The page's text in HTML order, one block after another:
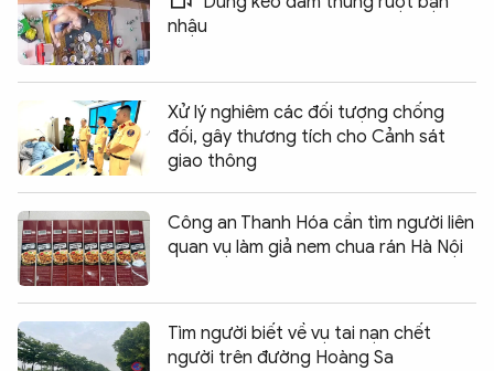
nhậu
Xử lý nghiêm các đối tượng chống
đối, gây thương tích cho Cảnh sát
giao thông
Công an Thanh Hóa cần tìm người liên
quan vụ làm giả nem chua rán Hà Nội
Tìm người biết về vụ tai nạn chết
người trên đường Hoàng Sa